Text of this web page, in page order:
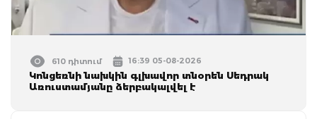
610 դիտում 16:39 05-08-2026
Կոնցեռնի նախկին գլխավոր տնօրեն Սեդրակ
Առուստամյանը ձերբակալվել է